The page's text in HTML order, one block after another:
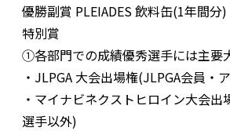
優勝副賞 PLEIADES 飲料缶(1年間分)
特別賞
➀各部門での成績優秀選手には主要
・JLPGA 大会出場権(JLPGA会員・
・マイナビネクストヒロイン大会出
選手以外)